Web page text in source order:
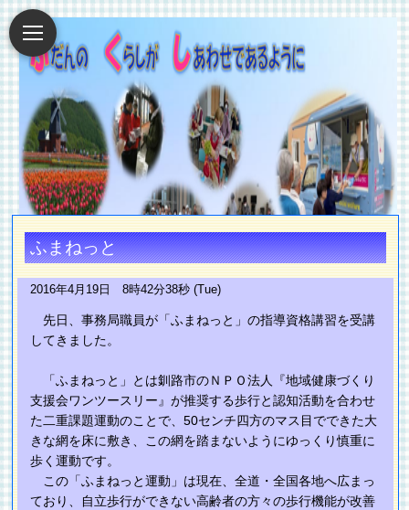
ふまねっと
2016年4月19日 8時42分38秒 (Tue)
先日、事務局職員が「ふまねっと」の指導資格講習を受講
してきました。
「ふまねっと」とは釧路市のＮＰＯ法人『地域健康づくり
支援会ワンツースリー』が推奨する歩行と認知活動を合わせ
た二重課題運動のことで、50センチ四方のマス目でできた大
きな網を床に敷き、この網を踏まないようにゆっくり慎重に
歩く運動です。
この「ふまねっと運動」は現在、全道・全国各地へ広まっ
ており、自立歩行ができない高齢者の方々の歩行機能が改善